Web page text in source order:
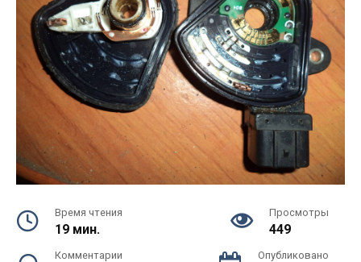
Время чтения
19 мин.
Просмотры
449
Комментарии Опубликовано